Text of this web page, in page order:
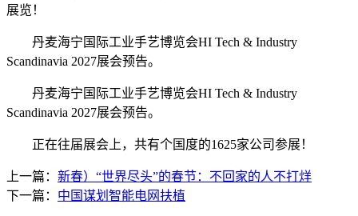
展览！
丹麦海宁国际工业手艺博览会HI Tech & Industry
Scandinavia 2027展会预告。
丹麦海宁国际工业手艺博览会HI Tech & Industry
Scandinavia 2027展会预告。
正在往届展会上，共有个国度的1625家公司参展！
上一篇： 新春）“世界尽头”的春节：不回家的人不打烊
下一篇： 中国谋划智能电网扶植